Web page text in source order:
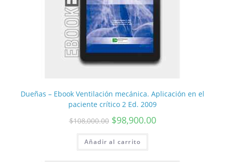
Dueñas – Ebook Ventilación mecánica. Aplicación en el
paciente crítico 2 Ed. 2009
$108,000.00 $98,900.00
Añadir al carrito